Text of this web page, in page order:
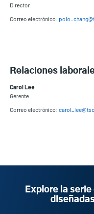
Director
Correo electrónico:
Relaciones
Carol Lee
Gerente
Correo electrónico:
Explore la